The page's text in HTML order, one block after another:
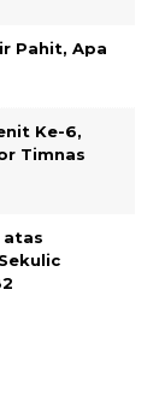
Pahit, Apa
Ke-6,
Timnas
atas